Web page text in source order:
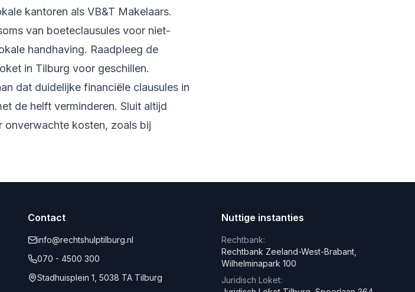
kantoren als VB&T Makelaars.
van boeteclausules voor niet-
handhaving. Raadpleeg de
in Tilburg voor geschillen.
dat duidelijke financiële clausules in
de helft verminderen. Sluit altijd
kosten, zoals bij
Contact
info@rechtshulptilburg.nl
070 - 4500 300
Stadhuisplein 1, 5038 TA Tilburg
Nuttige instanties
Rechtbank:
Rechtbank Zeeland-West-Brabant,
Wilhelminapark 100
Juridisch Loket: